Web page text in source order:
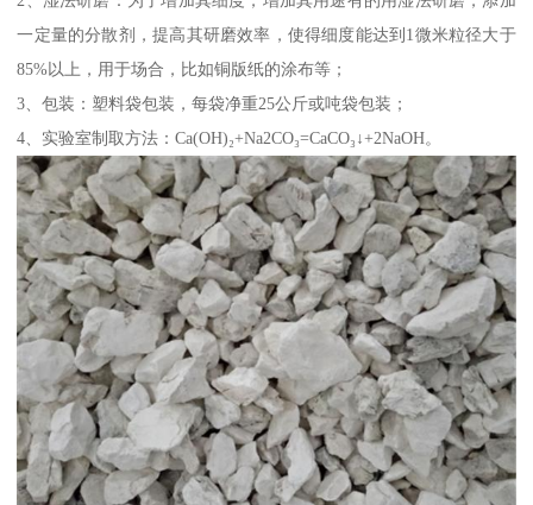
一定量的分散剂，提高其研磨效率，使得细度能达到1微米粒径大于
85%以上，用于场合，比如铜版纸的涂布等；
3、包装：塑料袋包装，每袋净重25公斤或吨袋包装；
4、实验室制取方法：Ca(OH)₂+Na2CO₃=CaCO₃↓+2NaOH。